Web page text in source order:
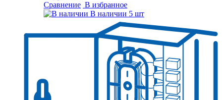
Сравнение В избранное
В наличии 5 шт